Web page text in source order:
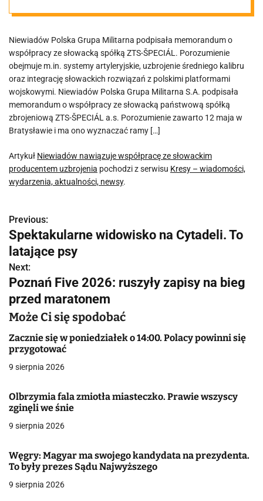
producentem
uzbrojenia
Niewiadów Polska Grupa Militarna podpisała memorandum o
współpracy ze słowacką spółką ZTS-ŠPECIÁL. Porozumienie
obejmuje m.in. systemy artyleryjskie, uzbrojenie średniego kalibru
oraz integrację słowackich rozwiązań z polskimi platformami
wojskowymi. Niewiadów Polska Grupa Militarna S.A. podpisała
memorandum o współpracy ze słowacką państwową spółką
zbrojeniową ZTS-ŠPECIÁL a.s. Porozumienie zawarto 12 maja w
Bratysławie i ma ono wyznaczać ramy […]
Artykuł Niewiadów nawiązuje współpracę ze słowackim
producentem uzbrojenia pochodzi z serwisu Kresy – wiadomości,
wydarzenia, aktualności, newsy.
N
a
w
i
g
a
c
a
w
i
s
Previous:
Spektakularne widowisko na Cytadeli. To
latające psy
Next:
Poznań Five 2026: ruszyły zapisy na bieg
przed maratonem
Może Ci się spodobać
Zacznie się w poniedziałek o 14:00. Polacy powinni się
przygotować
9 sierpnia 2026
Olbrzymia fala zmiotła miasteczko. Prawie wszyscy
zginęli we śnie
9 sierpnia 2026
Węgry: Magyar ma swojego kandydata na prezydenta.
To były prezes Sądu Najwyższego
9 sierpnia 2026